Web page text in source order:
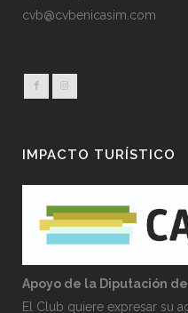
cvb@cvbenicasim.com
IMPACTO TURÍSTICO
Apoyo de la Diputación
El Club quiere expresar su